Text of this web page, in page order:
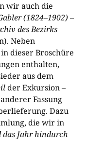
wir auch die
(1824–1902) –
des Bezirks
Neben
dieser Broschüre
enthalten,
aus dem
der Exkursion –
Fassung
Dazu
die wir in
das Jahr hindurch